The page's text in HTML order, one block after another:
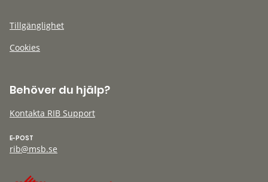
Tillgänglighet
Cookies
Behöver du hjälp?
Kontakta RIB Support
E-POST
rib@msb.se